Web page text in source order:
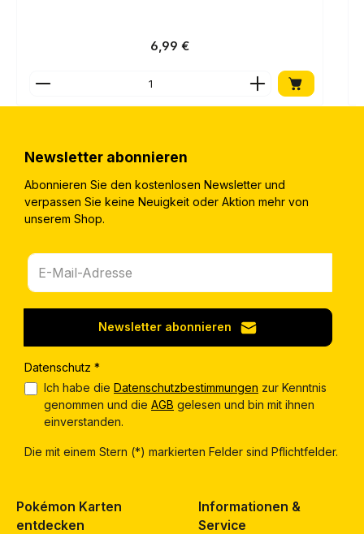
Regulärer Preis:
6,99 €
Produkt Anzahl: Gib den gewünschten Wert
Newsletter abonnieren
Abonnieren Sie den kostenlosen Newsletter und
verpassen Sie keine Neuigkeit oder Aktion mehr von
unserem Shop.
Newsletter abonnieren
Datenschutz *
Ich habe die Datenschutzbestimmungen zur Kenntnis
genommen und die AGB gelesen und bin mit ihnen
einverstanden.
Die mit einem Stern (*) markierten Felder sind Pflichtfelder.
Pokémon Karten
entdecken
Informationen &
Service